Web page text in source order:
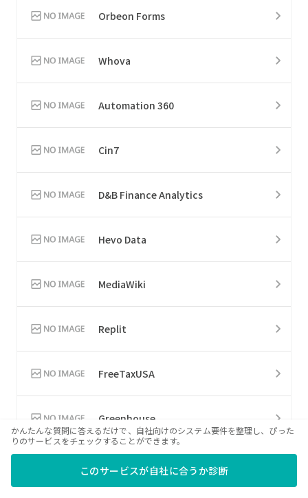
Orbeon Forms
Whova
Automation 360
Cin7
D&B Finance Analytics
Hevo Data
MediaWiki
Replit
FreeTaxUSA
Greenhouse
かんたんな質問に答えるだけで、自社向けのシステム要件を整理し、ぴった
りのサービスをチェックすることができます。
このサービスが自社に合うか診断